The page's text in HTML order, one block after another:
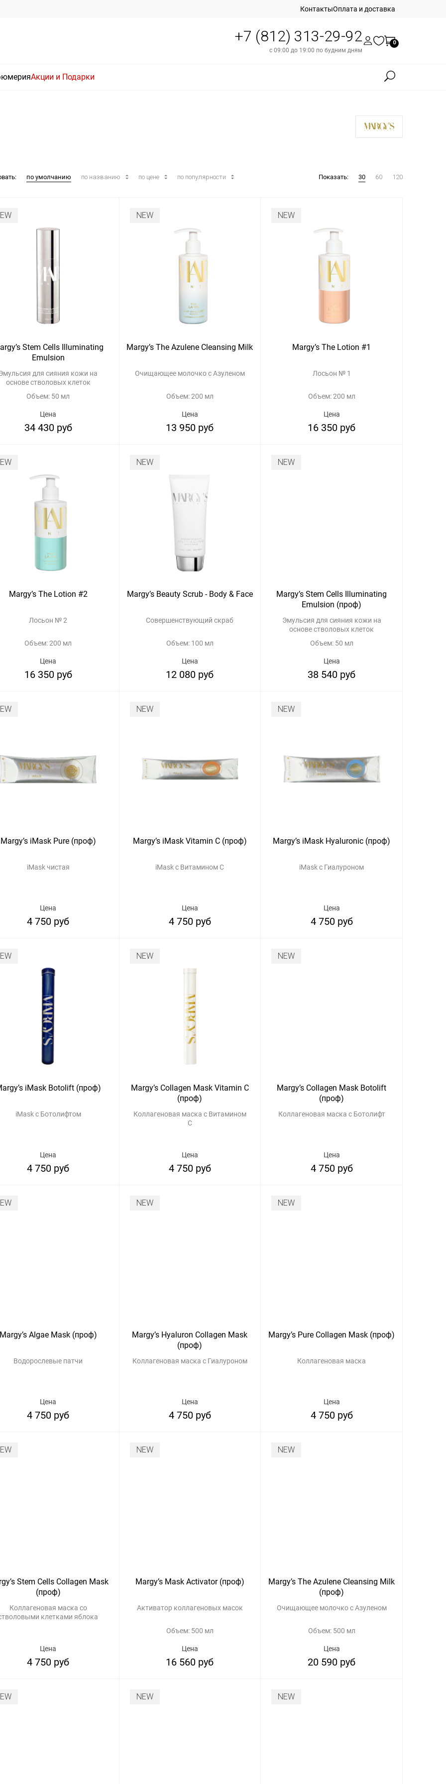
КонтактыОплата и доставка
+7 (812) 313-29-92
с 09:00 до 19:00 по будним дням
0
Акции и Подарки
по умолчанию по названию по цене по популярности Показать: 30 60 120
Stem Cells Illuminating
Emulsion
для сияния кожи на
основе стволовых клеток
Объем: 50 мл
Цена
34 430 руб
NEW
Margy’s The Azulene Cleansing Milk
Очищающее молочко с Азуленом
Объем: 200 мл
Цена
13 950 руб
NEW
Margy’s The Lotion #1
Лосьон № 1
Объем: 200 мл
Цена
16 350 руб
Margy’s The Lotion #2
Лосьон № 2
Объем: 200 мл
Цена
16 350 руб
NEW
Margy’s Beauty Scrub - Body & Face
Совершенствующий скраб
Объем: 100 мл
Цена
12 080 руб
NEW
Margy’s Stem Cells Illuminating
Emulsion (проф)
Эмульсия для сияния кожи на
основе стволовых клеток
Объем: 50 мл
Цена
38 540 руб
Margy’s iMask Pure (проф)
iMask чистая
Цена
4 750 руб
NEW
Margy’s iMask Vitamin C (проф)
iMask с Витамином С
Цена
4 750 руб
NEW
Margy’s iMask Hyaluronic (проф)
iMask с Гиалуроном
Цена
4 750 руб
iMask Botolift (проф)
iMask с Ботолифтом
Цена
4 750 руб
NEW
Margy’s Collagen Mask Vitamin C
(проф)
Коллагеновая маска с Витамином
С
Цена
4 750 руб
NEW
Margy’s Collagen Mask Botolift
(проф)
Коллагеновая маска с Ботолифт
Цена
4 750 руб
Algae Mask (проф)
Водорослевые патчи
Цена
4 750 руб
NEW
Margy’s Hyaluron Collagen Mask
(проф)
Коллагеновая маска с Гиалуроном
Цена
4 750 руб
NEW
Margy’s Pure Collagen Mask (проф)
Коллагеновая маска
Цена
4 750 руб
Stem Cells Collagen Mask
(проф)
Коллагеновая маска со
клетками яблока
Цена
4 750 руб
NEW
Margy’s Mask Activator (проф)
Активатор коллагеновых масок
Объем: 500 мл
Цена
16 560 руб
NEW
Margy’s The Azulene Cleansing Milk
(проф)
Очищающее молочко с Азуленом
Объем: 500 мл
Цена
20 590 руб
NEW NEW